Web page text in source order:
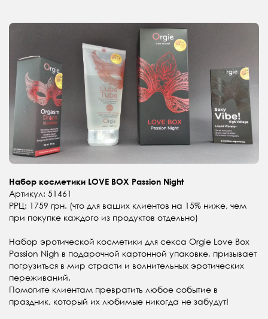
Набор косметики LOVE BOX Passion Night
Артикул: 51461
РРЦ: 1759 грн. (что для ваших клиентов на 15% ниже, чем
при покупке каждого из продуктов отдельно)
Набор эротической косметики для секса Orgie Love Box
Passion Nigh в подарочной картонной упаковке, призывает
погрузиться в мир страсти и волнительных эротических
переживаний.
Помогите клиентам превратить любое событие в
праздник, который их любимые никогда не забудут!